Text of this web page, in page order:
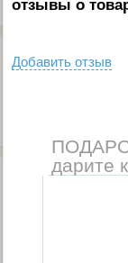
отзывы о
Добавить отзыв
дарите